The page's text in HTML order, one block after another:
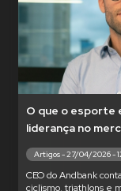
O que o esporte
liderança no
Artigos - 27/04/2026 -
CEO do Andbank
ciclismo, triathlons e